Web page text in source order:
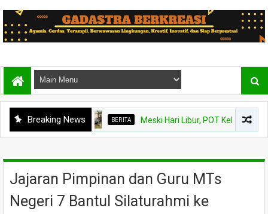
Breaking NewsBERITA Meski Hari Libur, POT Kelas VIII B
Jajaran Pimpinan dan Guru MTs
Negeri 7 Bantul Silaturahmi ke